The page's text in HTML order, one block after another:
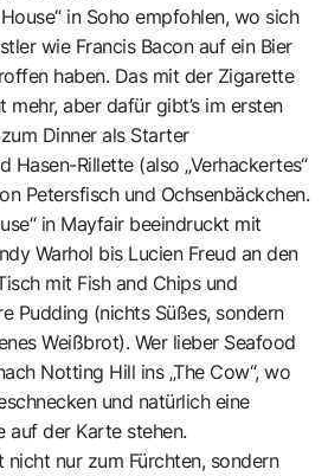
in Soho empfohlen, wo sich
wie Francis Bacon auf ein Bier
haben. Das mit der Zigarette
aber dafür gibt’s im ersten
Dinner als Starter
Hasen-Rillette (also „Verhackertes“
Petersfisch und Ochsenbäckchen.
in Mayfair beeindruckt mit
Warhol bis Lucien Freud an den
mit Fish and Chips und
Pudding (nichts Süßes, sondern
Weißbrot). Wer lieber Seafood
Notting Hill ins „The Cow“, wo
und natürlich eine
auf der Karte stehen.
nicht nur zum Fürchten, sondern